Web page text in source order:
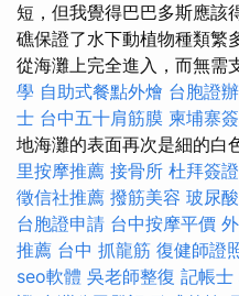
短，但我覺得巴巴多斯應該
礁保證了水下動植物種類繁
從海灘上完全進入，而無需
學 自助式餐點外燴 台胞證
士 台中五十肩筋膜 柬埔寨
地海灘的表面再次是細的白
里按摩推薦 接骨所 杜拜簽證
徵信社推薦 撥筋美容 玻尿酸
台胞證申請 台中按摩平價
推薦 台中 抓龍筋 復健師證
seo軟體 吳老師整復 記帳士